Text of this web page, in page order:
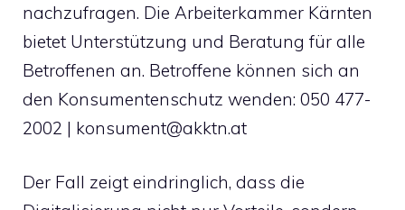
nachzufragen. Die Arbeiterkammer Kärnten
bietet Unterstützung und Beratung für alle
Betroffenen an. Betroffene können sich an
den Konsumentenschutz wenden: 050 477-
2002 | konsument@akktn.at
Der Fall zeigt eindringlich, dass die